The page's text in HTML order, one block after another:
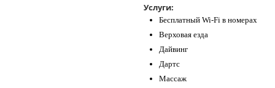
Услуги:
Бесплатный Wi-Fi в номерах
Верховая езда
Дайвинг
Дартс
Массаж